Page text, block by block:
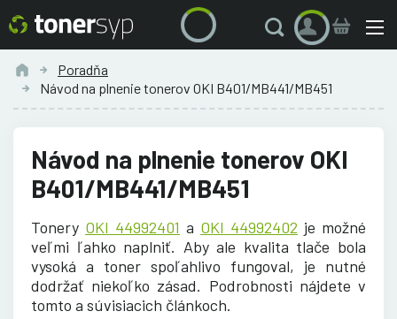
Poradňa
Návod na plnenie tonerov OKI B401/MB441/MB451
Návod na plnenie tonerov OKI
B401/MB441/MB451
Tonery OKI 44992401 a OKI 44992402 je možné
veľmi ľahko naplniť. Aby ale kvalita tlače bola
vysoká a toner spoľahlivo fungoval, je nutné
dodržať niekoľko zásad. Podrobnosti nájdete v
tomto a súvisiacich článkoch.